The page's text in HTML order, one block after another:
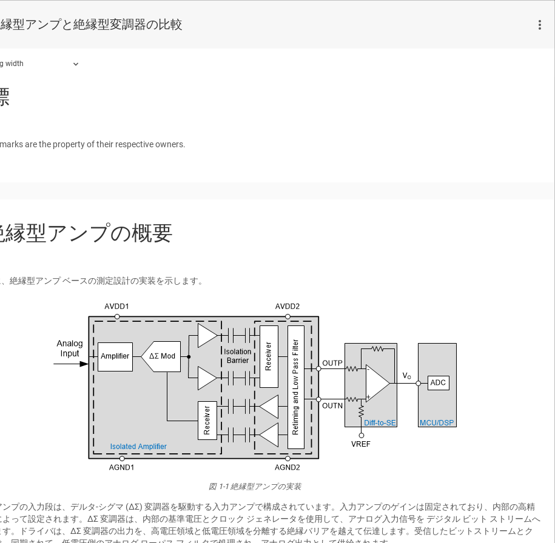
型アンプと絶縁型変調器の比較
width
are the property of their respective owners.
縁型アンプの概要
、絶縁型アンプ ベースの測定設計の実装を示します。
図 1-1絶縁型アンプの実装
ンプの入力段は、デルタ-シグマ (ΔΣ) 変調器を駆動する入力アンプで構成されています。入力アンプのゲインは固定されており、内部の高精
よって設定されます。ΔΣ 変調器は、内部の基準電圧とクロック ジェネレータを使用して、アナログ入力信号を デジタル ビット ストリームへ
す。ドライバは、ΔΣ 変調器の出力を、高電圧領域と低電圧領域を分離する絶縁バリアを越えて伝達します。受信したビットストリームとク